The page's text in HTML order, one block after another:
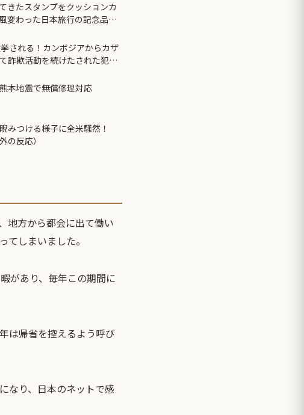
きたスタンプをクッションカ
変わった日本旅行の記念品の
される！カンボジアからカザ
詐欺活動を続けたされた犯罪
本地震で無償修理対応
みつける様子に全米騒然！
反応）
地方から都会に出て働い
しまいました。
があり、毎年この期間に
は帰省を控えるよう呼び
なり、日本のネットで感